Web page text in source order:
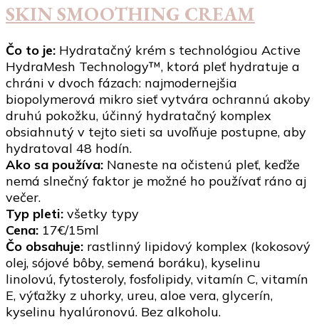
SKIN SMOOTHING CREAM
Čo to je: Hydratačný krém s technológiou Active
HydraMesh Technology™, ktorá pleť hydratuje a
chráni v dvoch fázach: najmodernejšia
biopolymerová mikro sieť vytvára ochrannú akoby
druhú pokožku, účinný hydratačný komplex
obsiahnutý v tejto sieti sa uvoľňuje postupne, aby
hydratoval 48 hodín.
Ako sa používa: Naneste na očistenú pleť, keďže
nemá slnečný faktor je možné ho používať ráno aj
večer.
Typ pleti: všetky typy
Cena: 17€/15ml
Čo obsahuje: rastlinný lipidový komplex (kokosový
olej, sójové bôby, semená boráku), kyselinu
linolovú, fytosteroly, fosfolipidy, vitamín C, vitamín
E, výťažky z uhorky, ureu, aloe vera, glycerín,
kyselinu hyalúronovú. Bez alkoholu.